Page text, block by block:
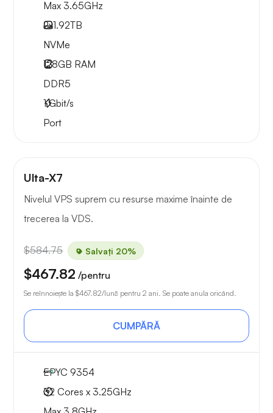
Max 3.65GHz
2x1.92TB
NVMe
128GB RAM
DDR5
1Gbit/s
Port
Ulta-X7
Nivelul VPS suprem cu resurse maxime înainte de
trecerea la VDS.
$584.75 Salvați 20%
$467.82 /pentru
Se reînnoiește la $467.82/lună pentru 2 ani. Se poate anula oricând.
CUMPĂRĂ
EPYC 9354
32 Cores x 3.25GHz